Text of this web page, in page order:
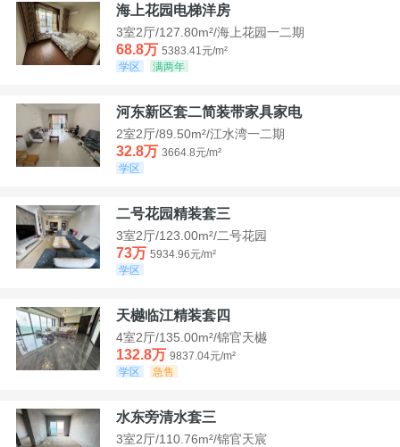
海上花园电梯洋房
3室2厅/127.80m²/海上花园一二期
68.8万 5383.41元/m²
学区
满两年
河东新区套二简装带家具家电
2室2厅/89.50m²/江水湾一二期
32.8万 3664.8元/m²
学区
二号花园精装套三
3室2厅/123.00m²/二号花园
73万 5934.96元/m²
学区
天樾临江精装套四
4室2厅/135.00m²/锦官天樾
132.8万 9837.04元/m²
学区
急售
水东旁清水套三
3室2厅/110.76m²/锦官天宸